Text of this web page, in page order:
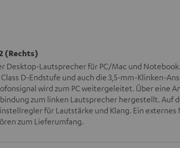
(Rechts)
Desktop-Lautsprecher für PC/Mac und
D-Endstufe und auch die 3,5-mm-Klinken-
wird zum PC weitergeleitet. Über eine
zum linken Lautsprecher hergestellt. Auf
für Lautstärke und Klang. Ein externes
zum Lieferumfang.